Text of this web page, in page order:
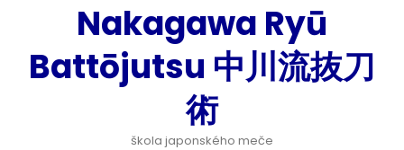
Nakagawa Ryū
Battōjutsu 中川流抜刀
術
škola japonského meče